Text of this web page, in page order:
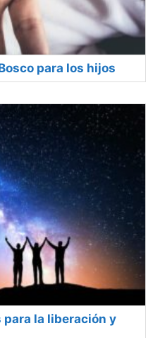
para los hijos
para la liberación y